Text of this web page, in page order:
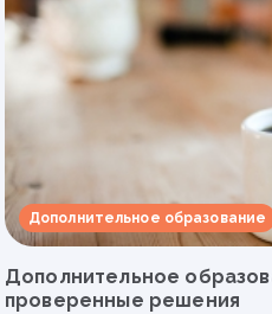
Дополнительное образование
Дополнительное
проверенные решения